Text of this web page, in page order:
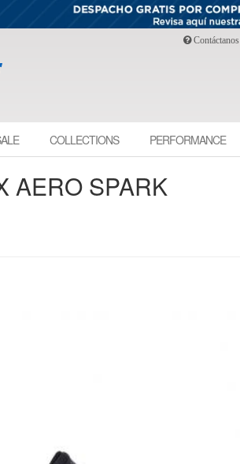
Contáctanos
COLLECTIONS PERFORMANCE
AERO SPARK